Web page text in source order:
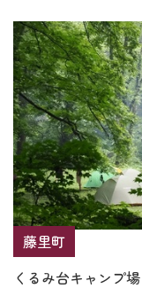
藤里町
くるみ台キャンプ場